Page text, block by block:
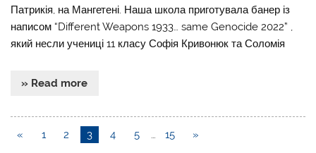
Патрикія, на Мангетені. Наша школа приготувала банер із
написом “Different Weapons 1933… same Genocide 2022” ,
який несли учениці 11 класу Софія Кривонюк та Соломія
» Read more
« 1 2 3 4 5 … 15 »